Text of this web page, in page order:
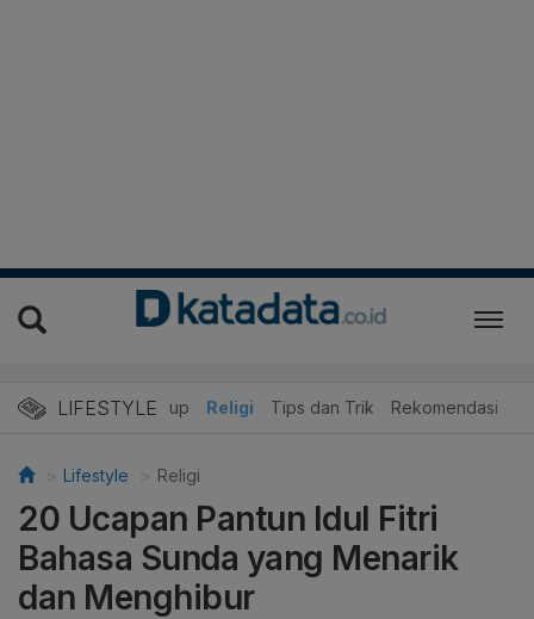
LIFESTYLE
Edukasi Gaya Hidup Religi Tips dan Trik Rekomendasi
Lifestyle Religi
20 Ucapan Pantun Idul Fitri
Bahasa Sunda yang Menarik
dan Menghibur